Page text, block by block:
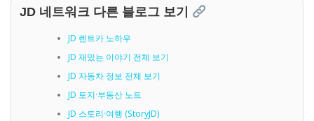
JD 네트워크 다른 블로그 보기
JD 렌트카 노하우
JD 재밌는 이야기 전체 보기
JD 자동차 정보 전체 보기
JD 토지·부동산 노트
JD 스토리·여행 (StoryJD)